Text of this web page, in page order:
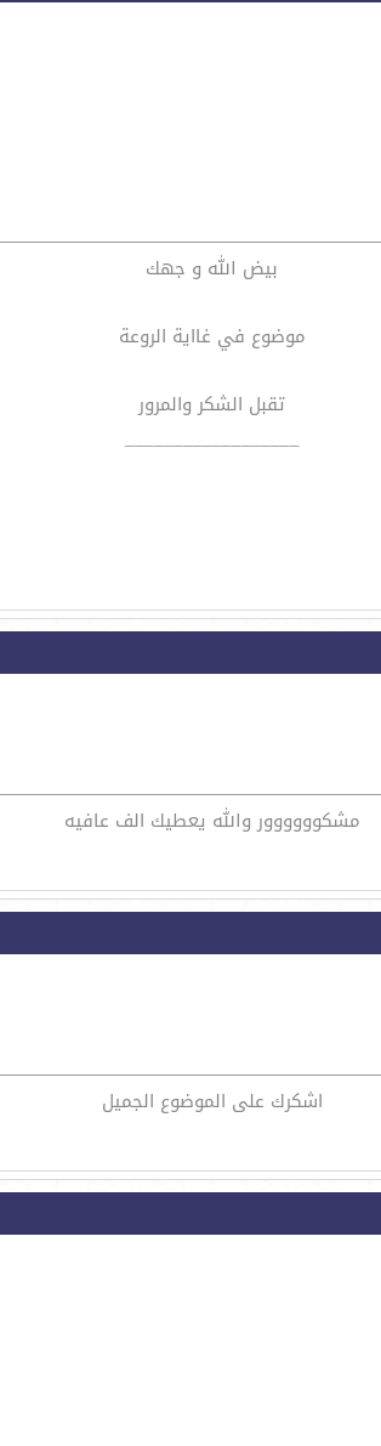
بيض الله و جهك
موضوع في غااية الروعة
تقبل الشكر والمرور
__________________
مشكوووووور والله يعطيك الف عافيه
اشكرك على الموضوع الجميل